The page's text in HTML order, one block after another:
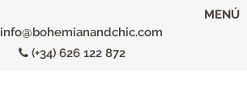
info@bohemianandchic.com
(+34) 626 122 872
MENÚ